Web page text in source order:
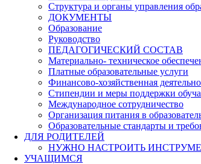
Структура и органы управления
ДОКУМЕНТЫ
Образование
Руководство
ПЕДАГОГИЧЕСКИЙ СОСТАВ
Материально- техническое
Платные образовательные услуги
Финансово-хозяйственная
Стипендии и меры поддержки
Международное сотрудничество
Организация питания в
Образовательные стандарты и
ДЛЯ РОДИТЕЛЕЙ
НУЖНО НАСТРОИТЬ
УЧАЩИМСЯ